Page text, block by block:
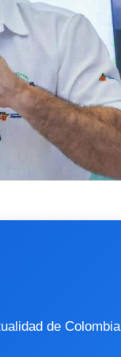
de Colombia